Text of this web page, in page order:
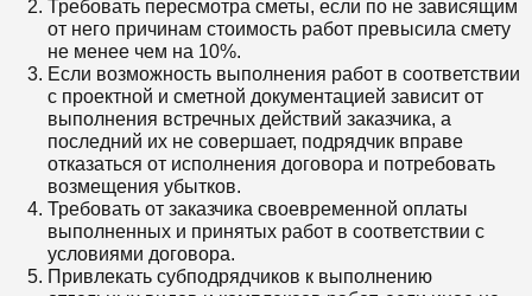
Требовать пересмотра сметы, если по не зависящим
от него причинам стоимость работ превысила смету
не менее чем на 10%.
Если возможность выполнения работ в соответствии
с проектной и сметной документацией зависит от
выполнения встречных действий заказчика, а
последний их не совершает, подрядчик вправе
отказаться от исполнения договора и потребовать
возмещения убытков.
Требовать от заказчика своевременной оплаты
выполненных и принятых работ в соответствии с
условиями договора.
Привлекать субподрядчиков к выполнению